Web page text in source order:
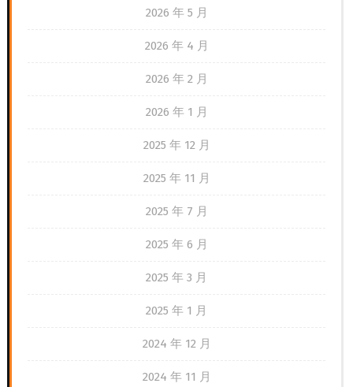
2026 年 5 月
2026 年 4 月
2026 年 2 月
2026 年 1 月
2025 年 12 月
2025 年 11 月
2025 年 7 月
2025 年 6 月
2025 年 3 月
2025 年 1 月
2024 年 12 月
2024 年 11 月